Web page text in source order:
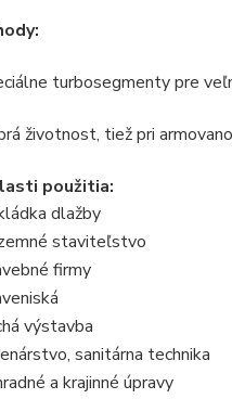
turbosegmenty pre
životnost, tiež pri
použitia:
dlažby
staviteľstvo
firmy
výstavba
sanitárna technika
a krajinné úpravy